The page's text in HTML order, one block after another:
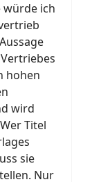
würde ich
hohen
wird
Titel
sie
Nur